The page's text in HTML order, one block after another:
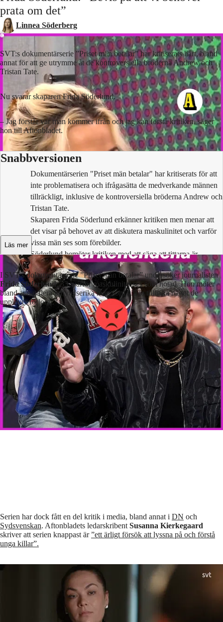
prata om det”
Linnea Söderberg
SVT:s dokumentärserie ”Priset män betalar” har kritiserats hårt, bland
annat för att ge utrymme åt de kontroversiella bröderna Andrew och
Tristan Tate.
Nu svarar skaparen Frida Söderlund.
– Jag förstår var man kommer ifrån och jag kan förstå kritiken, säger
hon till Aftonbladet.
Snabbversionen
Dokumentärserien "Priset män betalar" har kritiserats för att
inte problematisera och ifrågasätta de medverkande männen
tillräckligt, inklusive de kontroversiella bröderna Andrew och
Tristan Tate.
Skaparen Frida Söderlund erkänner kritiken men menar att
det visar på behovet av att diskutera maskulinitet och varför
vissa män ses som förebilder.
Söderlund bemöter kritiken med att säga att tittarna är
kapabla att dra egna slutsatser och att skillnader i åsikter
mellan medier och publik understryker diskussionens
relevans.
Läs mer
I SVT:s dokumentärserie ”Priset män betalar” undersöker journalisten
Frida Söderlund, 33, varför maskulinitet ses som hotad. Hon möter
bland annat flera inflytelserika män som vill ta tillbaka något de
upplever förlorat.
Serien har dock fått en del kritik i media, bland annat i DN och
Sydsvenskan. Aftonbladets ledarskribent Susanna Kierkegaard
skriver att serien knappast är”ett ärligt försök att lyssna på och förstå
unga killar”.